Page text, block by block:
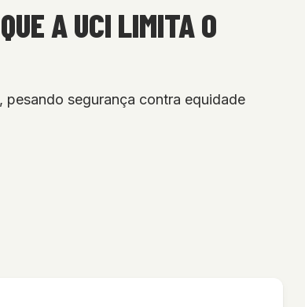
A UCI LIMITA O
segurança contra equidade